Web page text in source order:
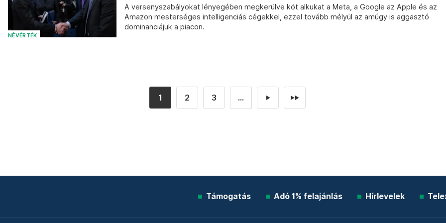
NÉVÉRTÉK
A versenyszabályokat lényegében megkerülve köt alkukat a Meta, a Google az Apple és az
Amazon mesterséges intelligenciás cégekkel, ezzel tovább mélyül az amúgy is aggasztó
dominanciájuk a piacon.
1 2 3 ... ► ►►
Támogatás Adó 1% felajánlás Hírlevelek